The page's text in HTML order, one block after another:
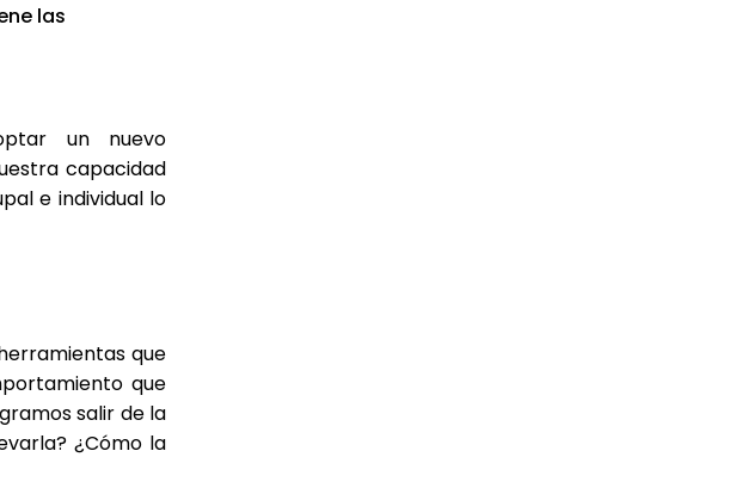
las
un nuevo
capacidad
e individual lo
que
que
salir de la
¿Cómo la